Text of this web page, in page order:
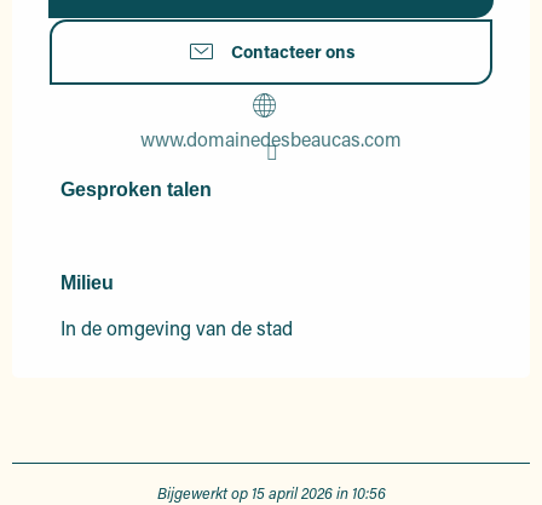
Contacteer ons
www.domainedesbeaucas.com
Gesproken talen
Gesproken talen
Milieu
Milieu
In de omgeving van de stad
Bijgewerkt op 15 april 2026 in 10:56